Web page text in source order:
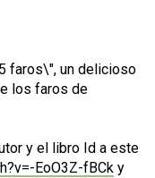
faros\", un delicioso
los faros de
y el libro Id a este
EoO3Z-fBCk y